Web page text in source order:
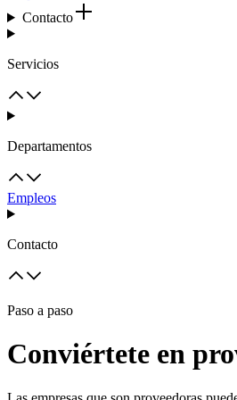
Contacto
Servicios
Departamentos
Empleos
Contacto
Paso a paso
Conviértete en